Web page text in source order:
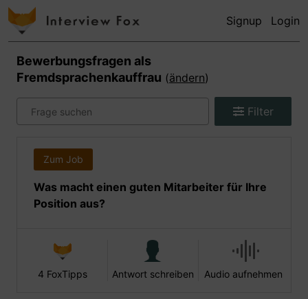
Signup Login
Bewerbungsfragen als
Fremdsprachenkauffrau (ändern)
Filter
Zum Job
Was macht einen guten Mitarbeiter für Ihre
Position aus?
4 FoxTipps Antwort schreiben Audio aufnehmen